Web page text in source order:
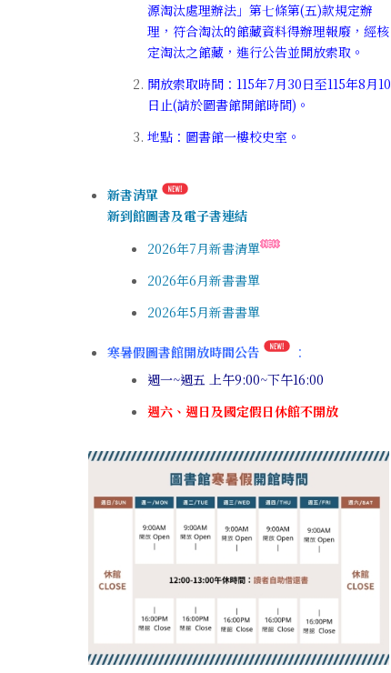
源淘汰處理辦法」第七條第(五)款規定辦
理，符合淘汰的館藏資料得辦理報廢，經核
定淘汰之館藏，進行公告並開放索取。
開放索取時間：115年7月30日至115年8月10
日止(請於圖書館開館時間)。
地點：圖書館一樓校史室。
新書清單
新到館圖書及電子書連結
2026年7月新書清單
2026年6月新書書單
2026年5月新書書單
寒暑假圖書館開放時間公告
：
週一~週五 上午9:00~下午16:00
週六、週日及國定假日休館不開放